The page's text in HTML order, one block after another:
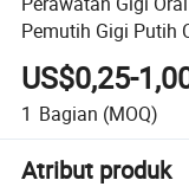
Pemutih Gigi Putih
US$0,25-
1 Bagian (MOQ)
Atribut produk